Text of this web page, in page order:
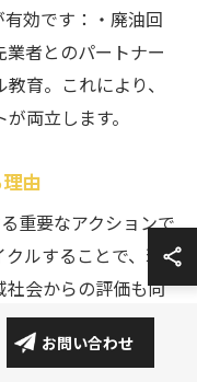
効です：・廃油回
者とのパートナー
育。これにより、
両立します。
由
重要なアクションで
ルすることで、環
会からの評価も向
新たな資源へと変
体例として、廃油
お問い合わせ